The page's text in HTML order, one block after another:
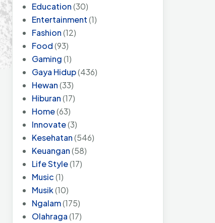
Education(30)
Entertainment(1)
Fashion(12)
Food(93)
Gaming(1)
Gaya Hidup(436)
Hewan(33)
Hiburan(17)
Home(63)
Innovate(3)
Kesehatan(546)
Keuangan(58)
Life Style(17)
Music(1)
Musik(10)
Ngalam(175)
Olahraga(17)